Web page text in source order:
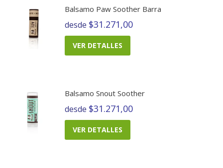
Balsamo Paw Soother Barra
desde $31.271,00
VER DETALLES
Balsamo Snout Soother
desde $31.271,00
VER DETALLES